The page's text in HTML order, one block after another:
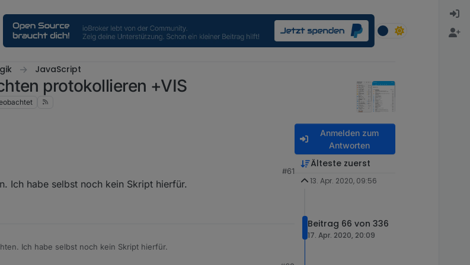
JavaScript
protokollieren +VIS
und „Lichter an“ posten wollen ;-) #61
Ich habe selbst noch kein Skript hierfür.
Ich habe selbst noch kein Skript hierfür.
Anmelden zum
Antworten
Älteste zuerst
13. Apr. 2020, 09:56
Beitrag 66 von 336
17. Apr. 2020, 20:09